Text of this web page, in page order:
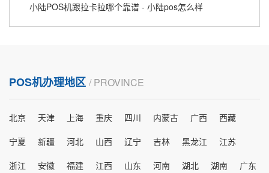
小陆POS机跟拉卡拉哪个靠谱 - 小陆pos怎么样
POS机办理地区 / PROVINCE
北京 天津 上海 重庆 四川 内蒙古 广西
西藏
宁夏
新疆 河北 山西 辽宁 吉林 黑龙江
江苏
浙江
安徽 福建 江西 山东 河南 湖北 湖南 广东